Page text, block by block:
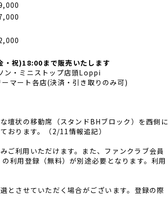
祝)18:00まで販売いたします
ン・ミニストップ店頭Loppi
ート各店(決済・引き取りのみ可)
壇状の移動席（スタンドBHブロック）を西側に
おります。（2/11情報追記）
利用いただけます。また、ファンクラブ会員
利用登録（無料）が別途必要となります。利用
とさせていただく場合がございます。登録の際